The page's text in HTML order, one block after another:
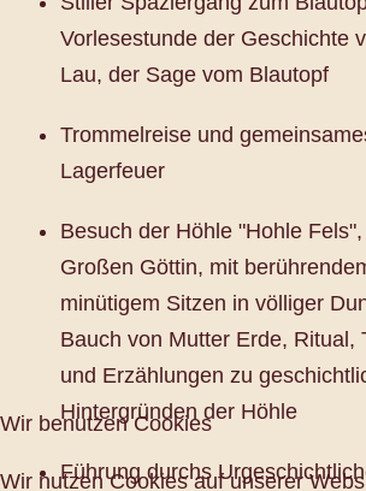
Vorlesestunde der Geschichte
Lau, der Sage vom Blautopf
Trommelreise und
Lagerfeuer
Besuch der Höhle "Hohle
Großen Göttin, mit
minütigem Sitzen in völliger
Bauch von Mutter Erde, Ritual,
und Erzählungen zu
Hintergründen der Höhle
Führung durchs
Wir benutzen Cookies
Wir nutzen Cookies auf unserer